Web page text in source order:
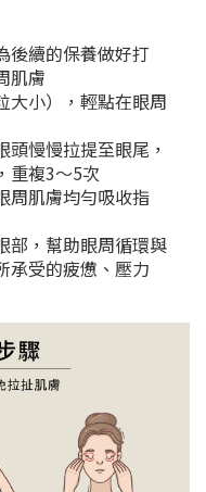
後續的保養做好打
肌膚
大小），輕點在眼周
慢慢拉提至眼尾，
重複3～5次
周肌膚均勻吸收指
部，幫助眼周循環與
承受的疲憊、壓力